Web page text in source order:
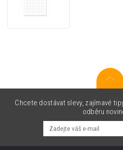
25
listů
Chcete dostávat slevy, zajímavé
odběru